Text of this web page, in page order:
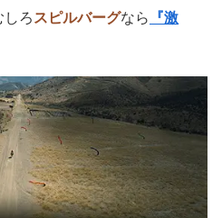
しろ スピルバーグなら
『激